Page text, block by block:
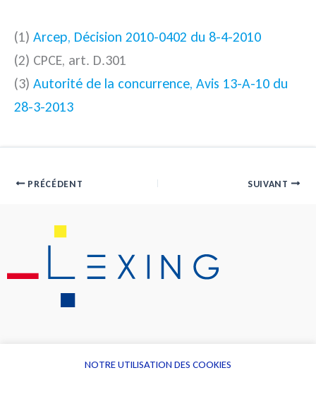
(1) Arcep, Décision 2010-0402 du 8-4-2010
(2) CPCE, art. D.301
(3) Autorité de la concurrence, Avis 13-A-10 du
28-3-2013
PRÉCÉDENT SUIVANT
NOTRE UTILISATION DES COOKIES